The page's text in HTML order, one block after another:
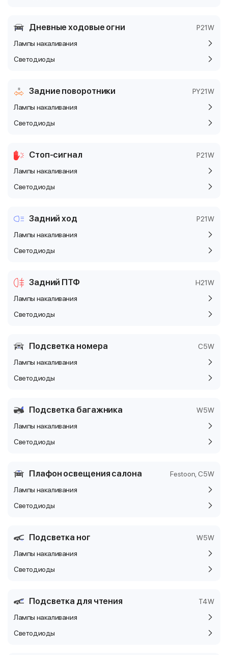
Дневные ходовые огни
P21W
Лампы накаливания
Светодиоды
Задние поворотники
PY21W
Лампы накаливания
Светодиоды
Стоп-сигнал
P21W
Лампы накаливания
Светодиоды
Задний ход
P21W
Лампы накаливания
Светодиоды
Задний ПТФ
H21W
Лампы накаливания
Светодиоды
Подсветка номера
C5W
Лампы накаливания
Светодиоды
Подсветка багажника
W5W
Лампы накаливания
Светодиоды
Плафон освещения салона
Festoon, C5W
Лампы накаливания
Светодиоды
Подсветка ног
W5W
Лампы накаливания
Светодиоды
Подсветка для чтения
T4W
Лампы накаливания
Светодиоды